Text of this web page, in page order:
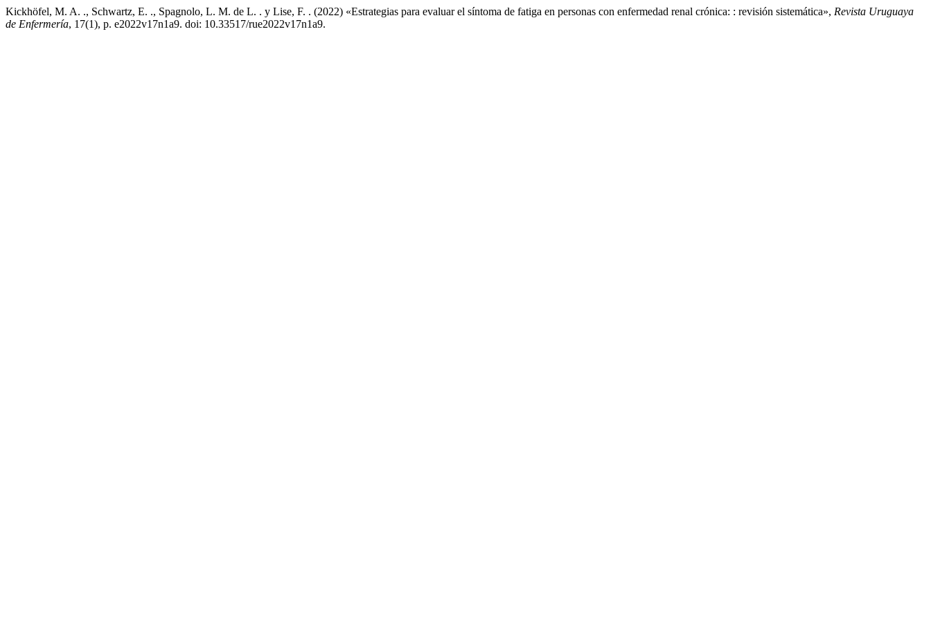
Kickhöfel, M. A. ., Schwartz, E. ., Spagnolo, L. M. de L. . y Lise, F. . (2022) «Estrategias para evaluar el síntoma de fatiga en personas con enfermedad renal crónica: : revisión sistemática», Revista Uruguaya
de Enfermería, 17(1), p. e2022v17n1a9. doi: 10.33517/rue2022v17n1a9.